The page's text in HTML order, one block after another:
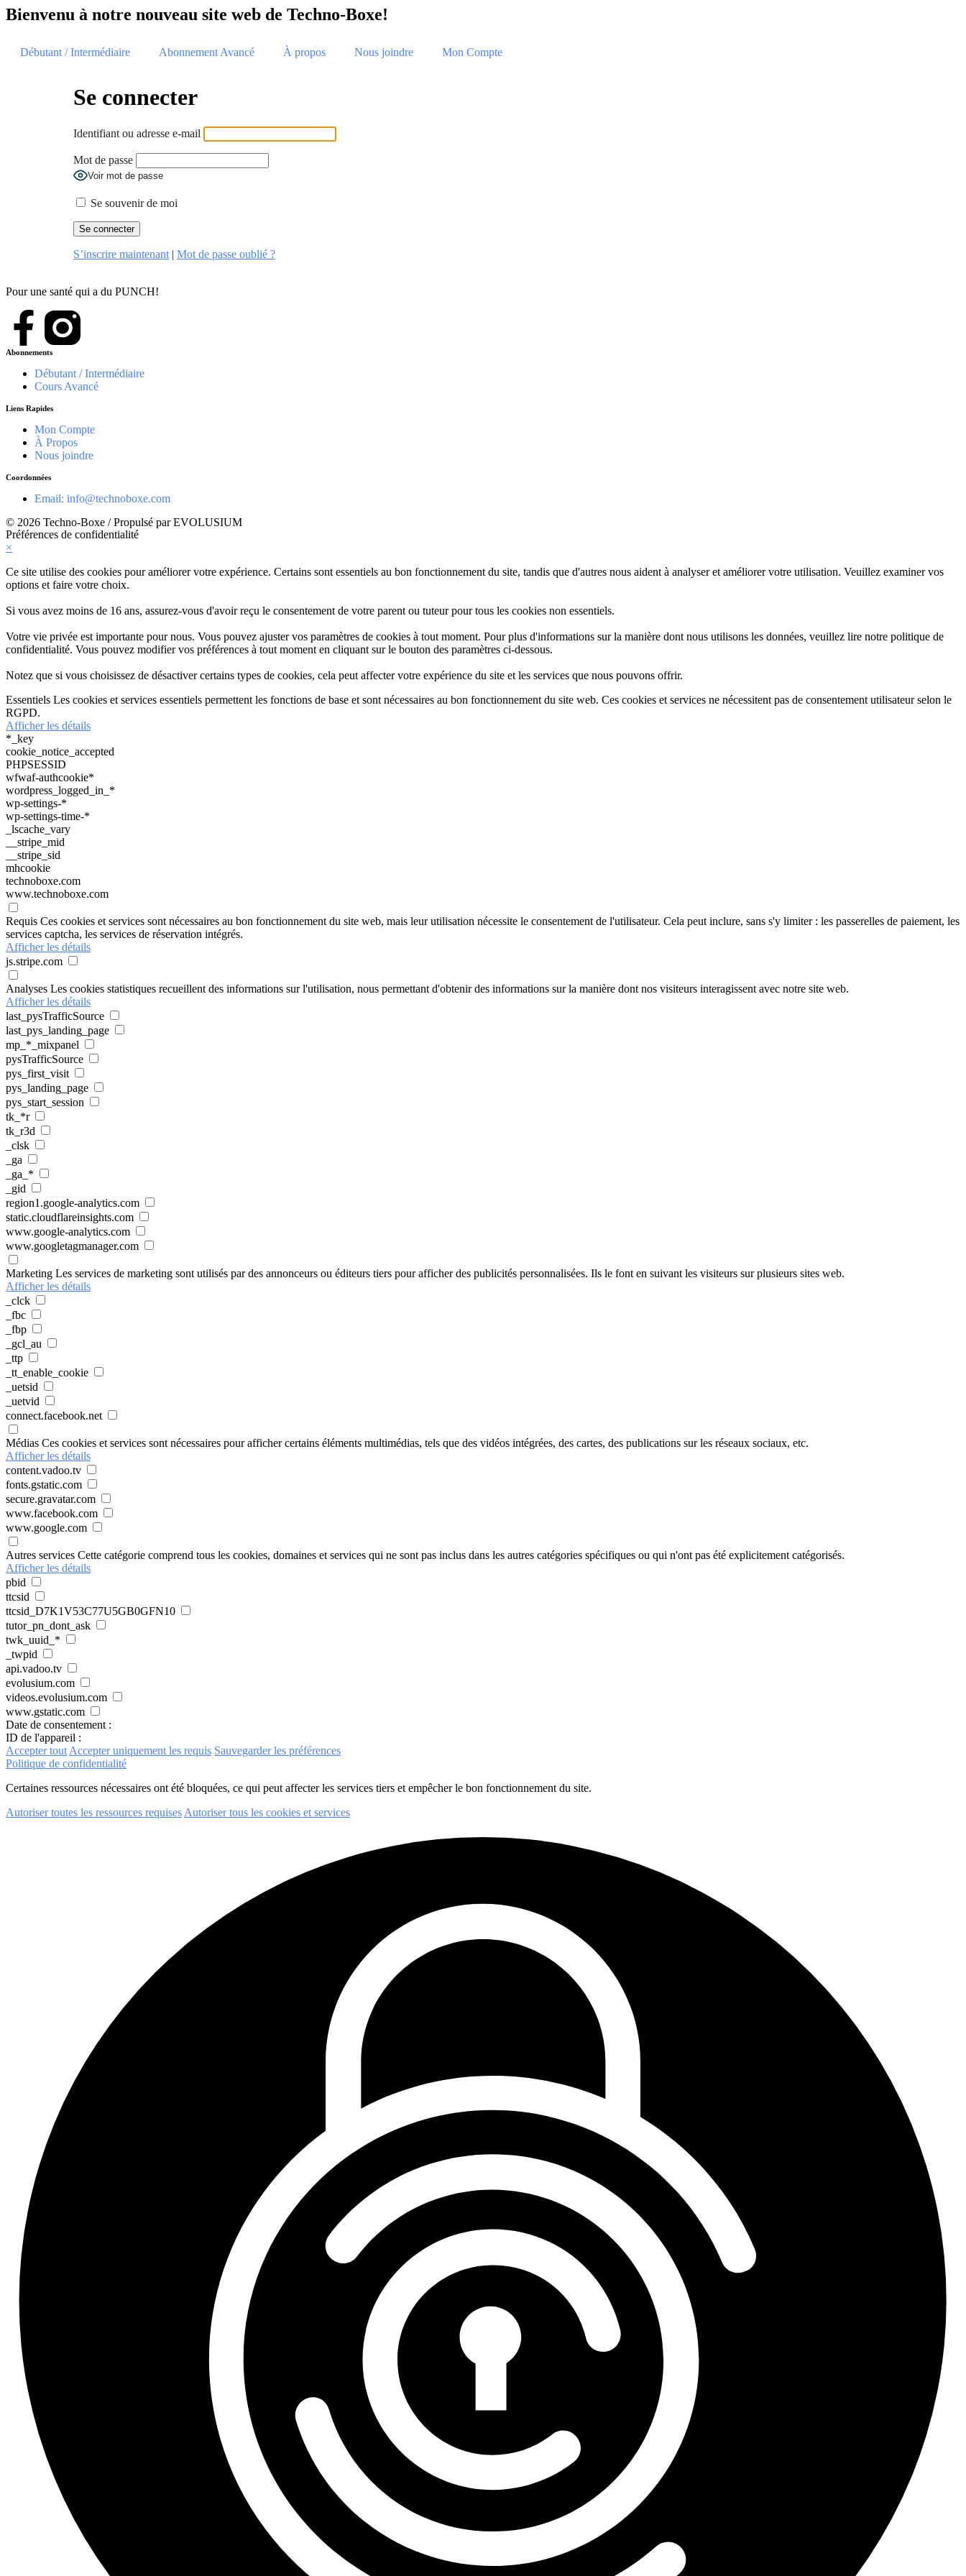
Bienvenu à notre nouveau site web de Techno-Boxe!
Débutant / Intermédiaire Abonnement Avancé À propos Nous joindre Mon Compte
Se connecter
Identifiant ou adresse e-mail
Mot de passe
Voir mot de passe
Se souvenir de moi
S’inscrire maintenant | Mot de passe oublié ?
Pour une santé qui a du PUNCH!
Abonnements
Débutant / Intermédiaire
Cours Avancé
Liens Rapides
Mon Compte
À Propos
Nous joindre
Coordonnées
Email: info@technoboxe.com
© 2026 Techno-Boxe / Propulsé par EVOLUSIUM
Préférences de confidentialité
×
Ce site utilise des cookies pour améliorer votre expérience. Certains sont essentiels au bon fonctionnement du site, tandis que d'autres nous aident à analyser et améliorer votre utilisation. Veuillez examiner vos
options et faire votre choix.
Si vous avez moins de 16 ans, assurez-vous d'avoir reçu le consentement de votre parent ou tuteur pour tous les cookies non essentiels.
Votre vie privée est importante pour nous. Vous pouvez ajuster vos paramètres de cookies à tout moment. Pour plus d'informations sur la manière dont nous utilisons les données, veuillez lire notre politique de
confidentialité. Vous pouvez modifier vos préférences à tout moment en cliquant sur le bouton des paramètres ci-dessous.
Notez que si vous choisissez de désactiver certains types de cookies, cela peut affecter votre expérience du site et les services que nous pouvons offrir.
Essentiels Les cookies et services essentiels permettent les fonctions de base et sont nécessaires au bon fonctionnement du site web. Ces cookies et services ne nécessitent pas de consentement utilisateur selon le
RGPD.
Afficher les détails
*_key
cookie_notice_accepted
PHPSESSID
wfwaf-authcookie*
wordpress_logged_in_*
wp-settings-*
wp-settings-time-*
_lscache_vary
__stripe_mid
__stripe_sid
mhcookie
technoboxe.com
www.technoboxe.com
Requis Ces cookies et services sont nécessaires au bon fonctionnement du site web, mais leur utilisation nécessite le consentement de l'utilisateur. Cela peut inclure, sans s'y limiter : les passerelles de paiement, les
services captcha, les services de réservation intégrés.
Afficher les détails
js.stripe.com
Analyses Les cookies statistiques recueillent des informations sur l'utilisation, nous permettant d'obtenir des informations sur la manière dont nos visiteurs interagissent avec notre site web.
Afficher les détails
last_pysTrafficSource
last_pys_landing_page
mp_*_mixpanel
pysTrafficSource
pys_first_visit
pys_landing_page
pys_start_session
tk_*r
tk_r3d
_clsk
_ga
_ga_*
_gid
region1.google-analytics.com
static.cloudflareinsights.com
www.google-analytics.com
www.googletagmanager.com
Marketing Les services de marketing sont utilisés par des annonceurs ou éditeurs tiers pour afficher des publicités personnalisées. Ils le font en suivant les visiteurs sur plusieurs sites web.
Afficher les détails
_clck
_fbc
_fbp
_gcl_au
_ttp
_tt_enable_cookie
_uetsid
_uetvid
connect.facebook.net
Médias Ces cookies et services sont nécessaires pour afficher certains éléments multimédias, tels que des vidéos intégrées, des cartes, des publications sur les réseaux sociaux, etc.
Afficher les détails
content.vadoo.tv
fonts.gstatic.com
secure.gravatar.com
www.facebook.com
www.google.com
Autres services Cette catégorie comprend tous les cookies, domaines et services qui ne sont pas inclus dans les autres catégories spécifiques ou qui n'ont pas été explicitement catégorisés.
Afficher les détails
pbid
ttcsid
ttcsid_D7K1V53C77U5GB0GFN10
tutor_pn_dont_ask
twk_uuid_*
_twpid
api.vadoo.tv
evolusium.com
videos.evolusium.com
www.gstatic.com
Date de consentement :
ID de l'appareil :
Accepter tout Accepter uniquement les requis Sauvegarder les préférences
Politique de confidentialité
Certaines ressources nécessaires ont été bloquées, ce qui peut affecter les services tiers et empêcher le bon fonctionnement du site.
Autoriser toutes les ressources requises Autoriser tous les cookies et services